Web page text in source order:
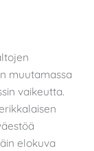
muutamassa
vaikeutta.
elokuva